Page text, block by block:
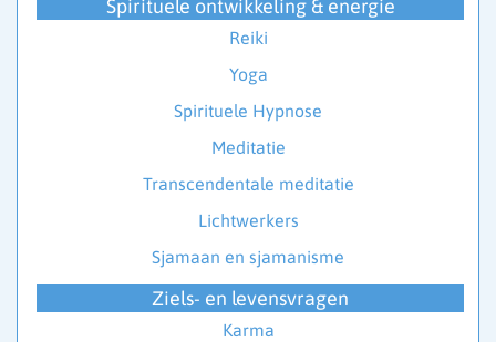
Spirituele ontwikkeling & energie
Reiki
Yoga
Spirituele Hypnose
Meditatie
Transcendentale meditatie
Lichtwerkers
Sjamaan en sjamanisme
Ziels- en levensvragen
Karma